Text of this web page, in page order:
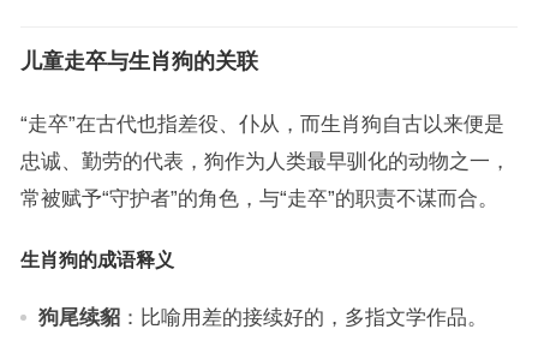
儿童走卒与生肖狗的关联
“走卒”在古代也指差役、仆从，而生肖狗自古以来便是
忠诚、勤劳的代表，狗作为人类最早驯化的动物之一，
常被赋予“守护者”的角色，与“走卒”的职责不谋而合。
生肖狗的成语释义
狗尾续貂：比喻用差的接续好的，多指文学作品。